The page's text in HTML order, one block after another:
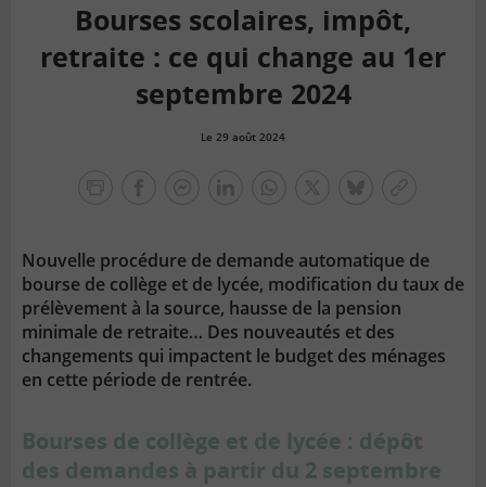
Bourses scolaires, impôt,
retraite : ce qui change au 1er
septembre 2024
Le 29 août 2024
Nouvelle procédure de demande automatique de
bourse de collège et de lycée, modification du taux de
prélèvement à la source, hausse de la pension
minimale de retraite… Des nouveautés et des
changements qui impactent le budget des ménages
en cette période de rentrée.
Bourses de collège et de lycée : dépôt
des demandes à partir du 2 septembre